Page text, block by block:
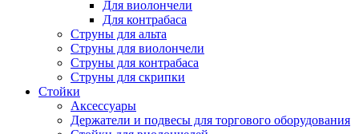
Для виолончели
Для контрабаса
Струны для альта
Струны для виолончели
Струны для контрабаса
Струны для скрипки
Стойки
Аксессуары
Держатели и подвесы для торгового оборудования